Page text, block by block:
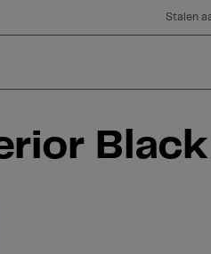
Stalen